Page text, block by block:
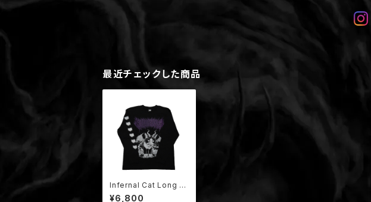
最近チェックした商品
Infernal Cat Long Sl
eeve Black × Purpl
¥6,800